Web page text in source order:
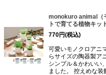
並び順:
絞
monokuro animal（
トで育てる植物キッ
770円(税込)
可愛いモノクロアニ
らサイズの陶器製ア
シンプル＆かわいい
ました。 控えめな